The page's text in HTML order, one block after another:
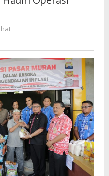
Operasi